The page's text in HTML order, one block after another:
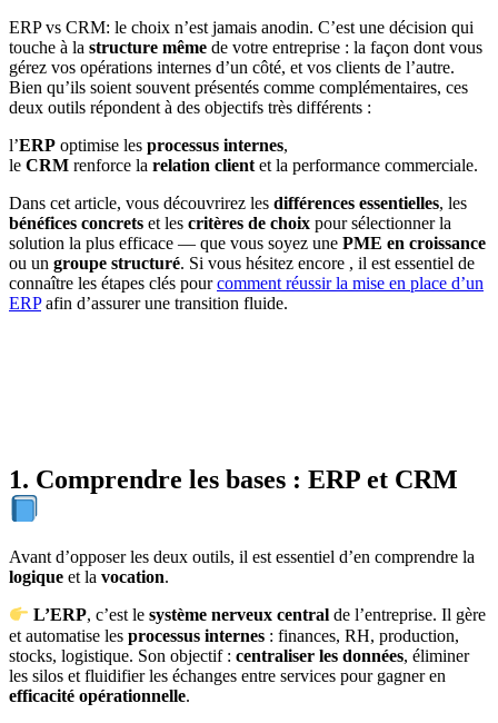
ERP vs CRM: le choix n’est jamais anodin. C’est une décision qui
touche à la structure même de votre entreprise : la façon dont vous
gérez vos opérations internes d’un côté, et vos clients de l’autre.
Bien qu’ils soient souvent présentés comme complémentaires, ces
deux outils répondent à des objectifs très différents :
l’ERP optimise les processus internes,
le CRM renforce la relation client et la performance commerciale.
Dans cet article, vous découvrirez les différences essentielles, les
bénéfices concrets et les critères de choix pour sélectionner la
solution la plus efficace — que vous soyez une PME en croissance
ou un groupe structuré. Si vous hésitez encore , il est essentiel de
connaître les étapes clés pourcomment réussir la mise en place d’un
ERPafin d’assurer une transition fluide.
1. Comprendre les bases : ERP et CRM
Avant d’opposer les deux outils, il est essentiel d’en comprendre la
logique et la vocation.
L’ERP, c’est lesystème nerveux central de l’entreprise. Il gère
et automatise les processus internes : finances, RH, production,
stocks, logistique. Son objectif : centraliser les données, éliminer
les silos et fluidifier les échanges entre services pour gagner en
efficacité opérationnelle.